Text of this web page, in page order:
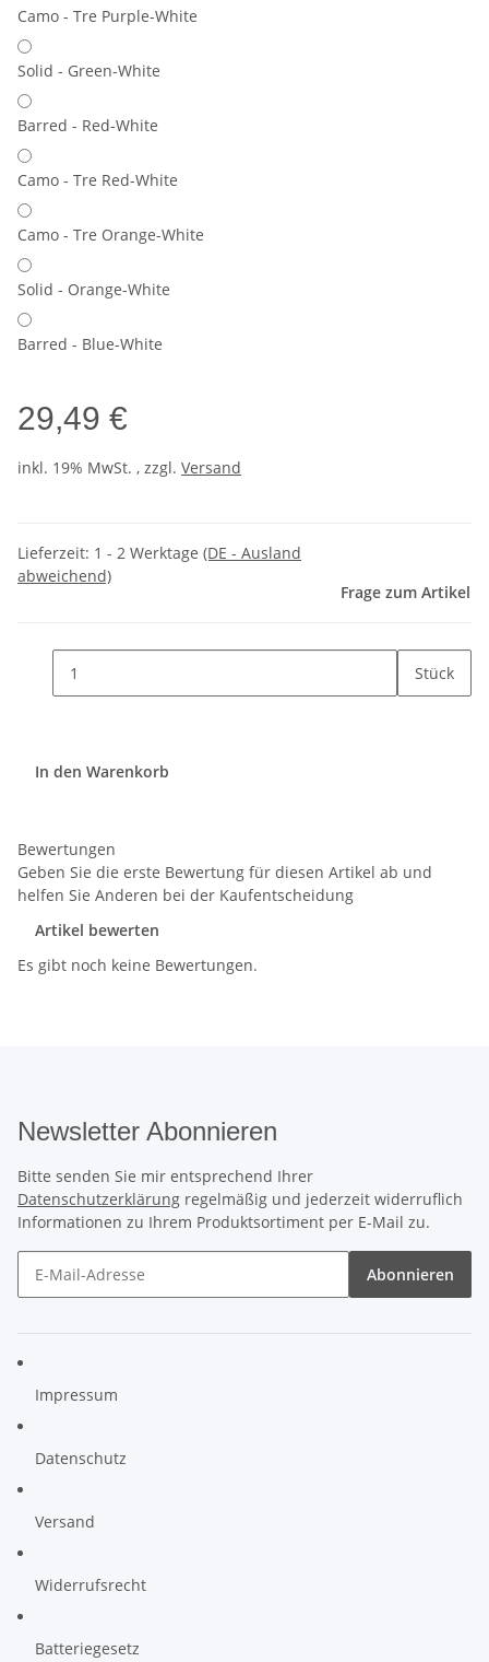
Camo - Tre Purple-White
Solid - Green-White
Barred - Red-White
Camo - Tre Red-White
Camo - Tre Orange-White
Solid - Orange-White
Barred - Blue-White
29,49 €
inkl. 19% MwSt. , zzgl. Versand
Lieferzeit: 1 - 2 Werktage (DE - Ausland
abweichend)
Frage zum Artikel
Stück
In den Warenkorb
Bewertungen
Geben Sie die erste Bewertung für diesen Artikel ab und
helfen Sie Anderen bei der Kaufentscheidung
Artikel bewerten
Es gibt noch keine Bewertungen.
Newsletter Abonnieren
Bitte senden Sie mir entsprechend Ihrer
Datenschutzerklärung regelmäßig und jederzeit widerruflich
Informationen zu Ihrem Produktsortiment per E-Mail zu.
Abonnieren
Impressum
Datenschutz
Versand
Widerrufsrecht
Batteriegesetz